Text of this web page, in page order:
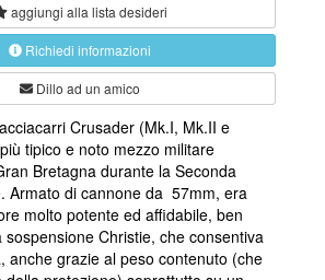
aggiungi alla lista desideri
Richiedi informazioni
Dillo ad un amico
Crusader (Mk.I, Mk.II e
tipico e noto mezzo militare
Bretagna durante la Seconda
Armato di cannone da 57mm, era
molto potente ed affidabile, ben
Christie, che consentiva
anche grazie al peso contenuto (che